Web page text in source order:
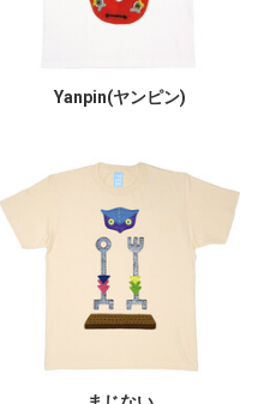
Yanpin(ヤンピン)